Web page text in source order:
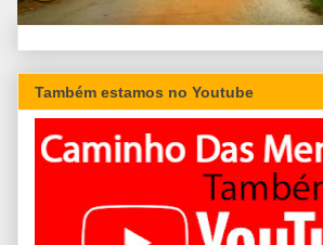
Também estamos no Youtube